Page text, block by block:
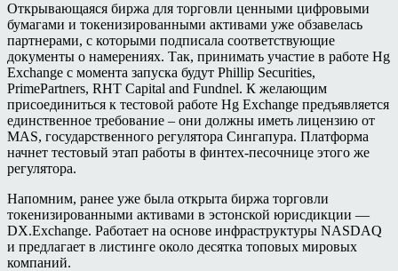
Открывающаяся биржа для торговли ценными цифровыми
бумагами и токенизированными активами уже обзавелась
партнерами, с которыми подписала соответствующие
документы о намерениях. Так, принимать участие в работе Hg
Exchange с момента запуска будут Phillip Securities,
PrimePartners, RHT Capital and Fundnel. К желающим
присоединиться к тестовой работе Hg Exchange предъявляется
единственное требование – они должны иметь лицензию от
MAS, государственного регулятора Сингапура. Платформа
начнет тестовый этап работы в финтех-песочнице этого же
регулятора.
Напомним, ранее уже была открыта биржа торговли
токенизированными активами в эстонской юрисдикции —
DX.Exchange. Работает на основе инфраструктуры NASDAQ
и предлагает в листинге около десятка топовых мировых
компаний.